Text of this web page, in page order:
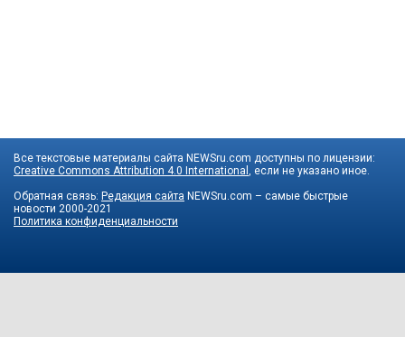
Все текстовые материалы сайта NEWSru.com доступны по лицензии:
Creative Commons Attribution 4.0 International , если не указано иное.
Обратная связь: Редакция сайта NEWSru.com – самые быстрые
новости 2000-2021
Политика конфиденциальности